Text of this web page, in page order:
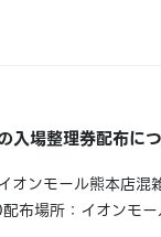
旧Twitter)に...
入場整理券配布に
ンモール熊本店混
布場所：イオンモ